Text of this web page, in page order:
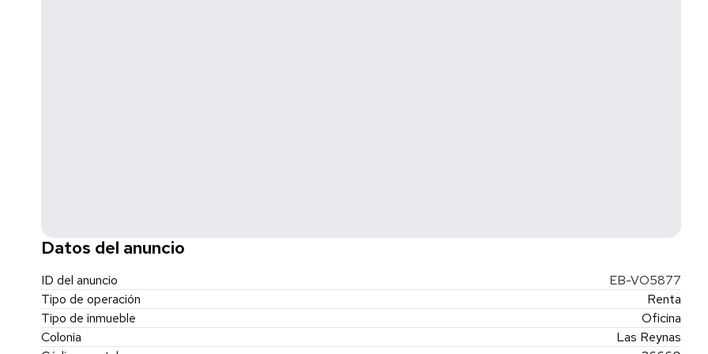
Datos del anuncio
ID del anuncio
EB-VO5877
Tipo de operación
Renta
Tipo de inmueble
Oficina
Colonia
Las Reynas